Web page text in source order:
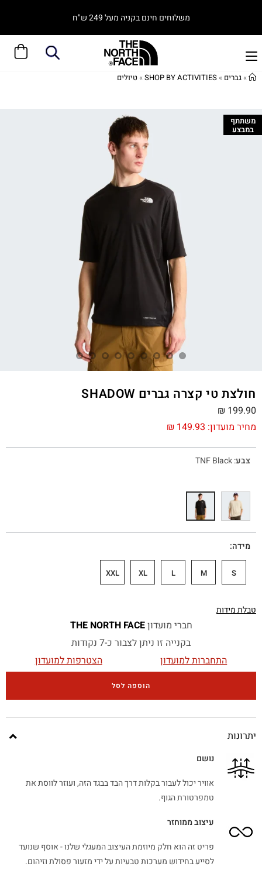
משלוחים חינם בקניה מעל 249 ש"ח
»גברים »
SHOP BY ACTIVITIES
»טיולים
משתתף
במבצע
חולצת טי קצרה גברים SHADOW
מחיר מועדון: ₪ 149.93
₪ 199.90
צבע:
TNF Black
מידה
S
M
L
XL
XXL
טבלת מידות
חברי מועדוןTHE NORTH FACE
בקנייה זו ניתן לצבור כ-7 נקודות
התחברות למועדון
הצטרפות למועדון
הוספה לסל
יתרונות
נושם
אוויר יכול לעבור בקלות דרך הבד בבגד הזה, ועוזר לווסת את
טמפרטורת הגוף.
עיצוב ממוחזר
פריט זה הוא חלק מיוזמת העיצוב המעגלי שלנו - אוסף שנועד
לסייע בחידוש מערכות טבעיות על ידי מזעור פסולת וזיהום.